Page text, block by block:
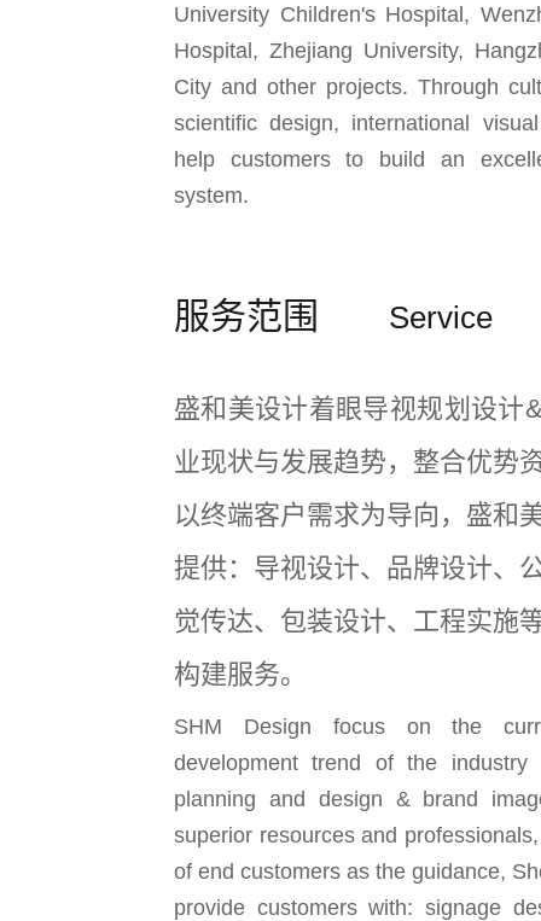
University Children's Hospital,
Hospital, Zhejiang University,
City and other projects. Through
scientific design, international
help customers to build an
system.
服务范围 Service
盛和美设计着眼导视规划设计
业现状与发展趋势，整合优势
以终端客户需求为导向，盛和
提供：导视设计、品牌设计、
觉传达、包装设计、工程实施
构建服务。
SHM Design focus on the
development trend of the industry
planning and design & brand
superior resources and
of end customers as the guidance,
provide customers with: signage